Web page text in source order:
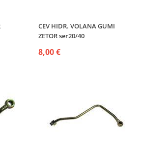
CEV HIDR. VOLANA GUMI
ZETOR ser20/40
8,00 €